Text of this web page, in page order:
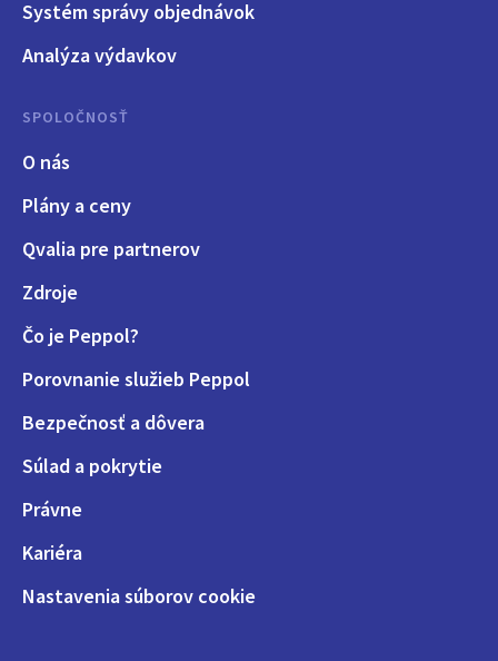
Systém správy objednávok
Analýza výdavkov
SPOLOČNOSŤ
O nás
Plány a ceny
Qvalia pre partnerov
Zdroje
Čo je Peppol?
Porovnanie služieb Peppol
Bezpečnosť a dôvera
Súlad a pokrytie
Právne
Kariéra
Nastavenia súborov cookie